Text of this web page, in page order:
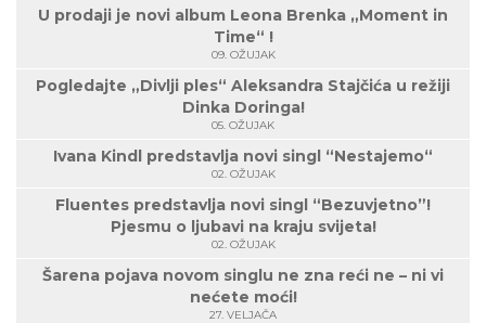
U prodaji je novi album Leona Brenka „Moment in
Time“ !
09. OŽUJAK
Pogledajte „Divlji ples“ Aleksandra Stajčića u režiji
Dinka Doringa!
05. OŽUJAK
Ivana Kindl predstavlja novi singl “Nestajemo“
02. OŽUJAK
Fluentes predstavlja novi singl “Bezuvjetno”!
Pjesmu o ljubavi na kraju svijeta!
02. OŽUJAK
Šarena pojava novom singlu ne zna reći ne – ni vi
nećete moći!
27. VELJAČA